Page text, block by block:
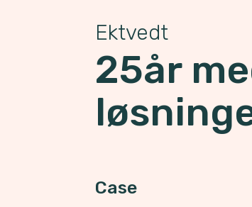
Ektvedt
25år
Case